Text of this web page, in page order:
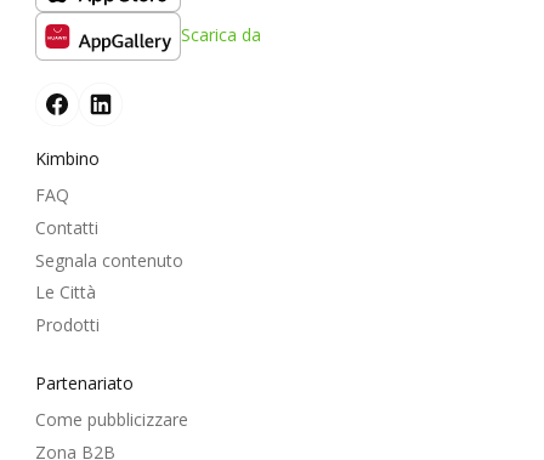
Scarica da
Kimbino
FAQ
Contatti
Segnala contenuto
Le Città
Prodotti
Partenariato
Come pubblicizzare
Zona B2B